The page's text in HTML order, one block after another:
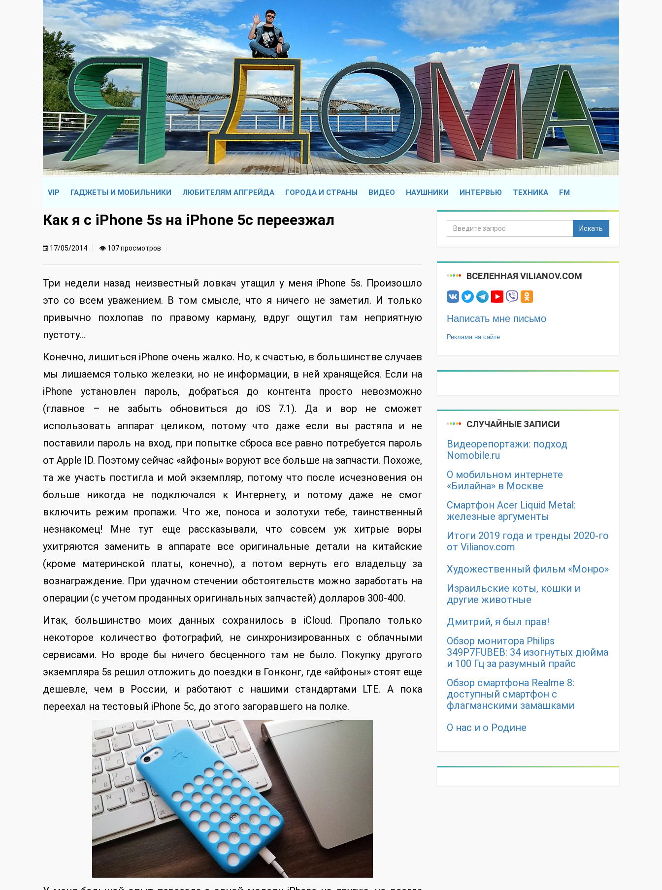
VIP ГАДЖЕТЫ И МОБИЛЬНИКИ ЛЮБИТЕЛЯМ АПГРЕЙДА ГОРОДА И СТРАНЫ ВИДЕО НАУШНИКИ ИНТЕРВЬЮ ТЕХНИКА FM
Как я с iPhone 5s на iPhone 5c переезжал
17/05/2014 👁 107 просмотров
Три недели назад неизвестный ловкач утащил у меня iPhone 5s. Произошло
это со всем уважением. В том смысле, что я ничего не заметил. И только
привычно похлопав по правому карману, вдруг ощутил там неприятную
пустоту…
Конечно, лишиться iPhone очень жалко. Но, к счастью, в большинстве случаев
мы лишаемся только железки, но не информации, в ней хранящейся. Если на
iPhone установлен пароль, добраться до контента просто невозможно
(главное – не забыть обновиться до iOS 7.1). Да и вор не сможет
использовать аппарат целиком, потому что даже если вы растяпа и не
поставили пароль на вход, при попытке сброса все равно потребуется пароль
от Apple ID. Поэтому сейчас «айфоны» воруют все больше на запчасти. Похоже,
та же участь постигла и мой экземпляр, потому что после исчезновения он
больше никогда не подключался к Интернету, и потому даже не смог
включить режим пропажи. Что же, поноса и золотухи тебе, таинственный
незнакомец! Мне тут еще рассказывали, что совсем уж хитрые воры
ухитряются заменить в аппарате все оригинальные детали на китайские
(кроме материнской платы, конечно), а потом вернуть его владельцу за
вознаграждение. При удачном стечении обстоятельств можно заработать на
операции (с учетом проданных оригинальных запчастей) долларов 300-400.
Итак, большинство моих данных сохранилось в iCloud. Пропало только
некоторое количество фотографий, не синхронизированных с облачными
сервисами. Но вроде бы ничего бесценного там не было. Покупку другого
экземпляра 5s решил отложить до поездки в Гонконг, где «айфоны» стоят еще
дешевле, чем в России, и работают с нашими стандартами LTE. А пока
переехал на тестовый iPhone 5c, до этого загоравшего на полке.
Искать
ВСЕЛЕННАЯ VILIANOV.COM
Написать мне письмо
Реклама на сайте
СЛУЧАЙНЫЕ ЗАПИСИ
Видеорепортажи: подход
Nomobile.ru
О мобильном интернете
«Билайна» в Москве
Смартфон Acer Liquid Metal:
железные аргументы
Итоги 2019 года и тренды 2020-го
от Vilianov.com
Художественный фильм «Монро»
Израильские коты, кошки и
другие животные
Дмитрий, я был прав!
Обзор монитора Philips
349P7FUBEB: 34 изогнутых дюйма
и 100 Гц за разумный прайс
Обзор смартфона Realme 8:
доступный смартфон с
флагманскими замашками
О нас и о Родине